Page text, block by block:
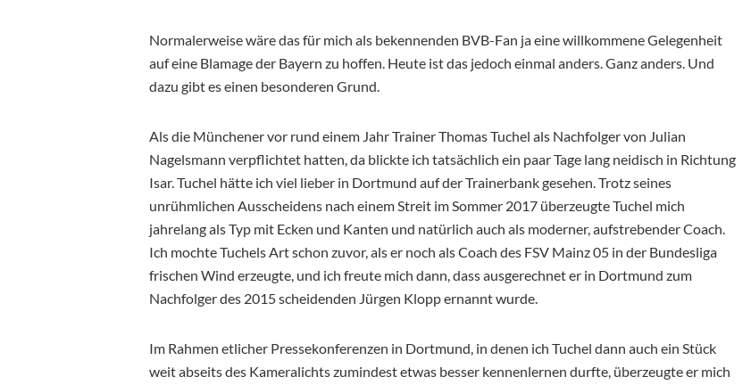
Normalerweise wäre das für mich als bekennenden BVB-Fan ja eine willkommene Gelegenheit
auf eine Blamage der Bayern zu hoffen. Heute ist das jedoch einmal anders. Ganz anders. Und
dazu gibt es einen besonderen Grund.
Als die Münchener vor rund einem Jahr Trainer Thomas Tuchel als Nachfolger von Julian
Nagelsmann verpflichtet hatten, da blickte ich tatsächlich ein paar Tage lang neidisch in Richtung
Isar. Tuchel hätte ich viel lieber in Dortmund auf der Trainerbank gesehen. Trotz seines
unrühmlichen Ausscheidens nach einem Streit im Sommer 2017 überzeugte Tuchel mich
jahrelang als Typ mit Ecken und Kanten und natürlich auch als moderner, aufstrebender Coach.
Ich mochte Tuchels Art schon zuvor, als er noch als Coach des FSV Mainz 05 in der Bundesliga
frischen Wind erzeugte, und ich freute mich dann, dass ausgerechnet er in Dortmund zum
Nachfolger des 2015 scheidenden Jürgen Klopp ernannt wurde.
Im Rahmen etlicher Pressekonferenzen in Dortmund, in denen ich Tuchel dann auch ein Stück
weit abseits des Kameralichts zumindest etwas besser kennenlernen durfte, überzeugte er mich